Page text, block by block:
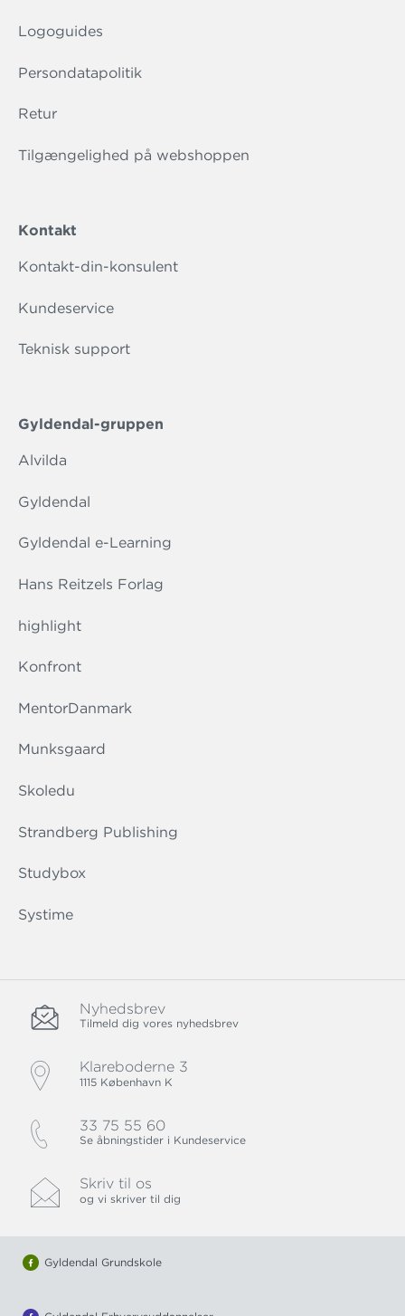
Logoguides
Persondatapolitik
Retur
Tilgængelighed på webshoppen
Kontakt
Kontakt-din-konsulent
Kundeservice
Teknisk support
Gyldendal-gruppen
Alvilda
Gyldendal
Gyldendal e-Learning
Hans Reitzels Forlag
highlight
Konfront
MentorDanmark
Munksgaard
Skoledu
Strandberg Publishing
Studybox
Systime
Nyhedsbrev
Tilmeld dig vores nyhedsbrev
Klareboderne 3
1115 København K
33 75 55 60
Se åbningstider i Kundeservice
Skriv til os
og vi skriver til dig
Gyldendal Grundskole